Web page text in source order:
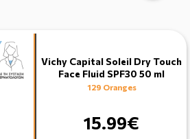
Vichy Capital Soleil Dry Touch
Face Fluid SPF30 50 ml
129 Oranges
15.99€